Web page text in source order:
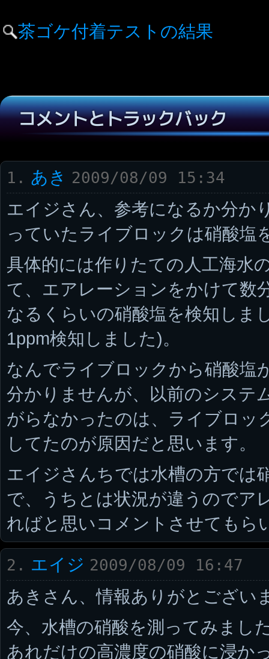
茶ゴケ付着テストの結果
コメントとトラックバック
1. あき 2009/08/09 15:34
エイジさん、参考になるか分か
っていたライブロックは硝酸塩
具体的には作りたての人工海水
て、エアレーションをかけて数
なるくらいの硝酸塩を検知しま
1ppm検知しました)。
なんでライブロックから硝酸塩
分かりませんが、以前のシステ
がらなかったのは、ライブロッ
してたのが原因だと思います。
エイジさんちでは水槽の方では
で、うちとは状況が違うのでア
ればと思いコメントさせてもら
2. エイジ 2009/08/09 16:47
あきさん、情報ありがとござい
今、水槽の硝酸を測ってみまし
あれだけの高濃度の硝酸に浸か